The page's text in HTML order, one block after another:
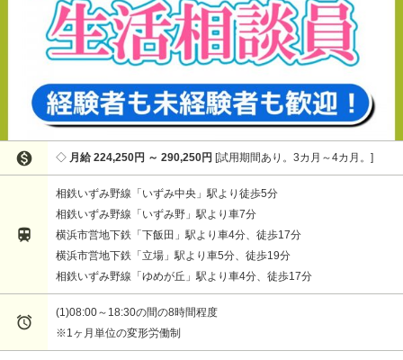
 月給 224,250円 ～ 290,250円 試用期間あり。3カ月～4カ月。

相鉄いずみ野線「いずみ中央」駅より徒歩5分
相鉄いずみ野線「いずみ野」駅より車7分
横浜市営地下鉄「下飯田」駅より車4分、徒歩17分
横浜市営地下鉄「立場」駅より車5分、徒歩19分
相鉄いずみ野線「ゆめが丘」駅より車4分、徒歩17分

(1)08:00～18:30の間の8時間程度
※1ヶ月単位の変形労働制